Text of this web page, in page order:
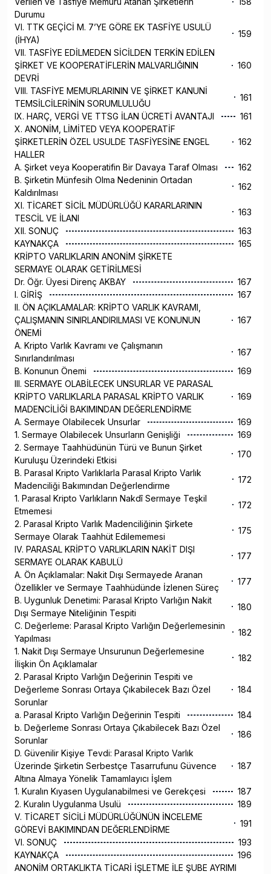
Durumu
VI. TTK GEÇİCİ M. 7’YE GÖRE EK TASFİYE USULÜ
(İHYA)
159
VII. TASFİYE EDİLMEDEN SİCİLDEN TERKİN EDİLEN
ŞİRKET VE KOOPERATİFLERİN MALVARLIĞININ
DEVRİ
160
VIII. TASFİYE MEMURLARININ VE ŞİRKET KANUNİ
TEMSİLCİLERİNİN SORUMLULUĞU
161
IX. HARÇ, VERGİ VE TTSG İLAN ÜCRETİ AVANTAJI
161
X. ANONİM, LİMİTED VEYA KOOPERATİF
ŞİRKETLERİN ÖZEL USULDE TASFİYESİNE ENGEL
HALLER
162
A. Şirket veya Kooperatifin Bir Davaya Taraf Olması
162
B. Şirketin Münfesih Olma Nedeninin Ortadan
Kaldırılması
162
XI. TİCARET SİCİL MÜDÜRLÜĞÜ KARARLARININ
TESCİL VE İLANI
163
XII. SONUÇ
163
KAYNAKÇA
165
KRİPTO VARLIKLARIN ANONİM ŞİRKETE
SERMAYE OLARAK GETİRİLMESİ
Dr. Öğr. Üyesi Direnç AKBAY
167
I. GİRİŞ
167
II. ÖN AÇIKLAMALAR: KRİPTO VARLIK KAVRAMI,
ÇALIŞMANIN SINIRLANDIRILMASI VE KONUNUN
ÖNEMİ
167
A. Kripto Varlık Kavramı ve Çalışmanın
Sınırlandırılması
167
B. Konunun Önemi
169
III. SERMAYE OLABİLECEK UNSURLAR VE PARASAL
KRİPTO VARLIKLARLA PARASAL KRİPTO VARLIK
MADENCİLİĞİ BAKIMINDAN DEĞERLENDİRME
169
A. Sermaye Olabilecek Unsurlar
169
1. Sermaye Olabilecek Unsurların Genişliği
169
2. Sermaye Taahhüdünün Türü ve Bunun Şirket
Kuruluşu Üzerindeki Etkisi
170
B. Parasal Kripto Varlıklarla Parasal Kripto Varlık
Madenciliği Bakımından Değerlendirme
172
1. Parasal Kripto Varlıkların Nakdî Sermaye Teşkil
Etmemesi
172
2. Parasal Kripto Varlık Madenciliğinin Şirkete
Sermaye Olarak Taahhüt Edilememesi
175
IV. PARASAL KRİPTO VARLIKLARIN NAKİT DIŞI
SERMAYE OLARAK KABULÜ
177
A. Ön Açıklamalar: Nakit Dışı Sermayede Aranan
Özellikler ve Sermaye Taahhüdünde İzlenen Süreç
177
B. Uygunluk Denetimi: Parasal Kripto Varlığın Nakit
Dışı Sermaye Niteliğinin Tespiti
180
C. Değerleme: Parasal Kripto Varlığın Değerlemesinin
Yapılması
182
1. Nakit Dışı Sermaye Unsurunun Değerlemesine
İlişkin Ön Açıklamalar
182
2. Parasal Kripto Varlığın Değerinin Tespiti ve
Değerleme Sonrası Ortaya Çıkabilecek Bazı Özel
Sorunlar
184
a. Parasal Kripto Varlığın Değerinin Tespiti
184
b. Değerleme Sonrası Ortaya Çıkabilecek Bazı Özel
Sorunlar
186
D. Güvenilir Kişiye Tevdi: Parasal Kripto Varlık
Üzerinde Şirketin Serbestçe Tasarrufunu Güvence
Altına Almaya Yönelik Tamamlayıcı İşlem
187
1. Kuralın Kıyasen Uygulanabilmesi ve Gerekçesi
187
2. Kuralın Uygulanma Usulü
189
V. TİCARET SİCİLİ MÜDÜRLÜĞÜNÜN İNCELEME
GÖREVİ BAKIMINDAN DEĞERLENDİRME
191
VI. SONUÇ
193
KAYNAKÇA
196
ANONİM ORTAKLIKTA TİCARİ İŞLETME İLE ŞUBE AYRIMI